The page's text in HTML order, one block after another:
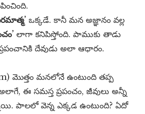
ఒక్కడే. కానీ మన అజ్ఞానం వల్ల
లాగా కనిపిస్తోంది. పాముకు తాడు
దేవుడు అలా ఆధారం.
మొత్తం మనలోనే ఉంటుంది తప్ప
ఈ సమస్త ప్రపంచం, జీవులు అన్నీ
పాలలో వెన్న ఎక్కడ ఉంటుంది? ఏదో